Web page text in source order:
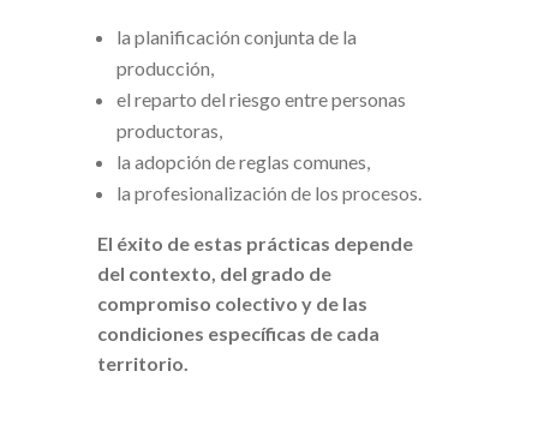
la planificación conjunta de la
producción,
el reparto del riesgo entre personas
productoras,
la adopción de reglas comunes,
la profesionalización de los procesos.
El éxito de estas prácticas depende
del contexto, del grado de
compromiso colectivo y de las
condiciones específicas de cada
territorio.